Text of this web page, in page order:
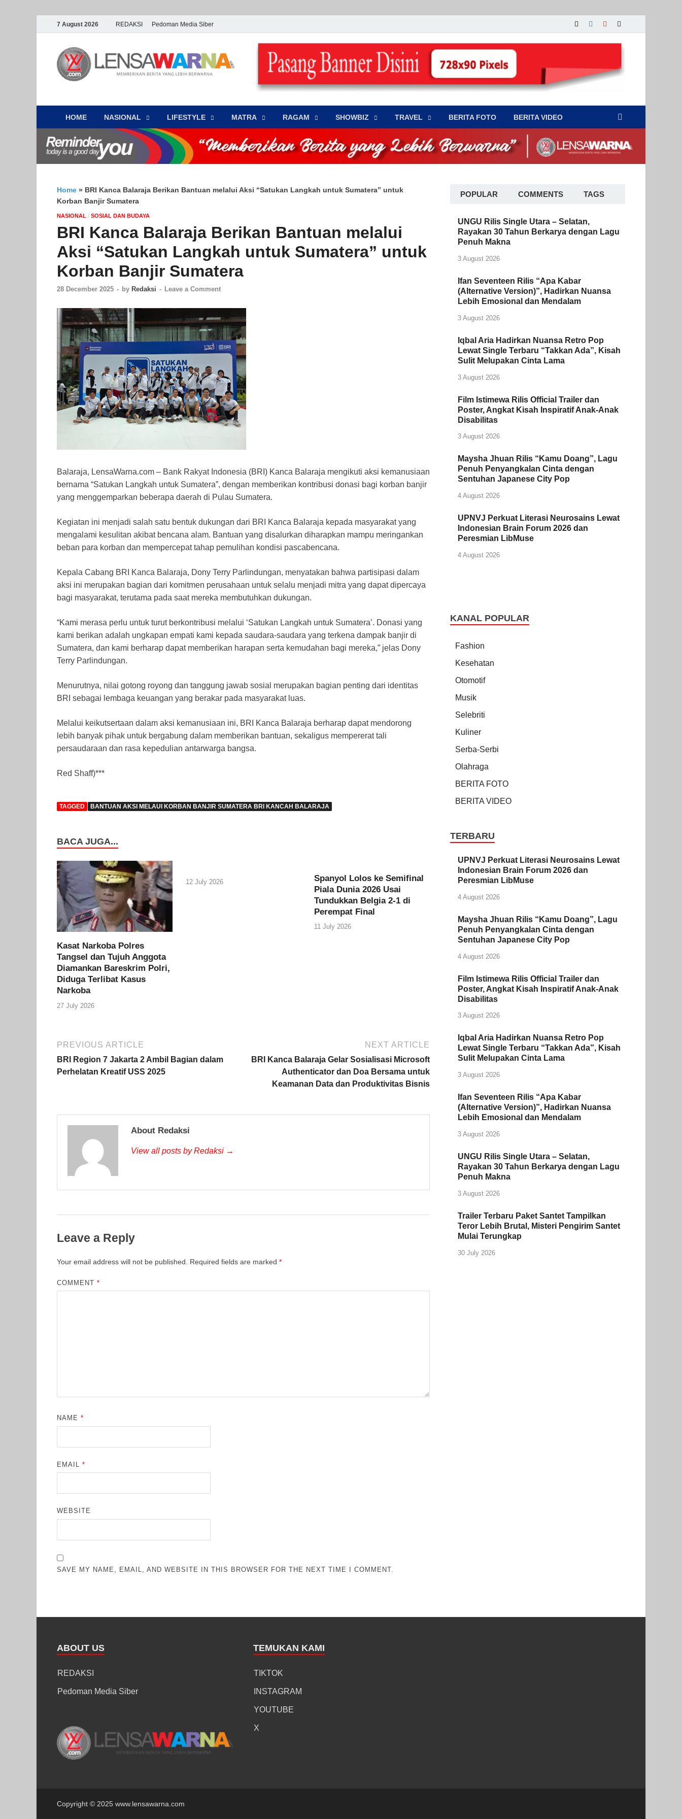
7 August 2026 REDAKSI Pedoman Media Siber
LENSA WARNA .com
Memberikan Berita yang Lebih Berwarna
HOME NASIONAL ‎LIFESTYLE MATRA ‎RAGAM ‎SHOWBIZ ‎TRAVEL BERITA FOTO BERITA VIDEO
Home » BRI Kanca Balaraja Berikan Bantuan melalui Aksi “Satukan Langkah untuk Sumatera” untuk
Korban Banjir Sumatera
NASIONAL / SOSIAL DAN BUDAYA
BRI Kanca Balaraja Berikan Bantuan melalui
Aksi “Satukan Langkah untuk Sumatera” untuk
Korban Banjir Sumatera
28 December 2025 - by Redaksi - Leave a Comment
Balaraja, LensaWarna.com – Bank Rakyat Indonesia (BRI) Kanca Balaraja mengikuti aksi kemanusiaan
bernama “Satukan Langkah untuk Sumatera”, dengan memberikan kontribusi donasi bagi korban banjir
yang menggemparkan beberapa daerah di Pulau Sumatera.
Kegiatan ini menjadi salah satu bentuk dukungan dari BRI Kanca Balaraja kepada masyarakat yang
mengalami kesulitan akibat bencana alam. Bantuan yang disalurkan diharapkan mampu meringankan
beban para korban dan mempercepat tahap pemulihan kondisi pascabencana.
Kepala Cabang BRI Kanca Balaraja, Dony Terry Parlindungan, menyatakan bahwa partisipasi dalam
aksi ini merupakan bagian dari komitmen perusahaan untuk selalu menjadi mitra yang dapat dipercaya
bagi masyarakat, terutama pada saat mereka membutuhkan dukungan.
“Kami merasa perlu untuk turut berkontribusi melalui ‘Satukan Langkah untuk Sumatera’. Donasi yang
kami berikan adalah ungkapan empati kami kepada saudara-saudara yang terkena dampak banjir di
Sumatera, dan kami berharap dapat memberikan harapan serta kemudahan bagi mereka,” jelas Dony
Terry Parlindungan.
Menurutnya, nilai gotong royong dan tanggung jawab sosial merupakan bagian penting dari identitas
BRI sebagai lembaga keuangan yang berakar pada masyarakat luas.
Melalui keikutsertaan dalam aksi kemanusiaan ini, BRI Kanca Balaraja berharap dapat mendorong
lebih banyak pihak untuk bergabung dalam memberikan bantuan, sekaligus mempererat tali
persaudaraan dan rasa kepedulian antarwarga bangsa.
Red Shaff)***
TAGGED BANTUAN AKSI MELAUI KORBAN BANJIR SUMATERA BRI KANCAH BALARAJA
BACA JUGA...
Kasat Narkoba Polres
Tangsel dan Tujuh Anggota
Diamankan Bareskrim Polri,
Diduga Terlibat Kasus
Narkoba
27 July 2026
12 July 2026
Spanyol Lolos ke Semifinal
Piala Dunia 2026 Usai
Tundukkan Belgia 2-1 di
Perempat Final
11 July 2026
PREVIOUS ARTICLE
BRI Region 7 Jakarta 2 Ambil Bagian dalam
Perhelatan Kreatif USS 2025
NEXT ARTICLE
BRI Kanca Balaraja Gelar Sosialisasi Microsoft
Authenticator dan Doa Bersama untuk
Keamanan Data dan Produktivitas Bisnis
About Redaksi
View all posts by Redaksi →
Leave a Reply
Your email address will not be published. Required fields are marked *
COMMENT*
NAME*
EMAIL*
WEBSITE
SAVE MY NAME, EMAIL, AND WEBSITE IN THIS BROWSER FOR THE NEXT TIME I COMMENT.
POPULAR COMMENTS TAGS
UNGU Rilis Single Utara – Selatan,
Rayakan 30 Tahun Berkarya dengan Lagu
Penuh Makna
3 August 2026
Ifan Seventeen Rilis “Apa Kabar
(Alternative Version)”, Hadirkan Nuansa
Lebih Emosional dan Mendalam
3 August 2026
Iqbal Aria Hadirkan Nuansa Retro Pop
Lewat Single Terbaru “Takkan Ada”, Kisah
Sulit Melupakan Cinta Lama
3 August 2026
Film Istimewa Rilis Official Trailer dan
Poster, Angkat Kisah Inspiratif Anak-Anak
Disabilitas
3 August 2026
Maysha Jhuan Rilis “Kamu Doang”, Lagu
Penuh Penyangkalan Cinta dengan
Sentuhan Japanese City Pop
4 August 2026
UPNVJ Perkuat Literasi Neurosains Lewat
Indonesian Brain Forum 2026 dan
Peresmian LibMuse
4 August 2026
KANAL POPULAR
Fashion
Kesehatan
Otomotif
Musik
Selebriti
Kuliner
Serba-Serbi
Olahraga
BERITA FOTO
BERITA VIDEO
TERBARU
UPNVJ Perkuat Literasi Neurosains Lewat
Indonesian Brain Forum 2026 dan
Peresmian LibMuse
4 August 2026
Maysha Jhuan Rilis “Kamu Doang”, Lagu
Penuh Penyangkalan Cinta dengan
Sentuhan Japanese City Pop
4 August 2026
Film Istimewa Rilis Official Trailer dan
Poster, Angkat Kisah Inspiratif Anak-Anak
Disabilitas
3 August 2026
Iqbal Aria Hadirkan Nuansa Retro Pop
Lewat Single Terbaru “Takkan Ada”, Kisah
Sulit Melupakan Cinta Lama
3 August 2026
Ifan Seventeen Rilis “Apa Kabar
(Alternative Version)”, Hadirkan Nuansa
Lebih Emosional dan Mendalam
3 August 2026
UNGU Rilis Single Utara – Selatan,
Rayakan 30 Tahun Berkarya dengan Lagu
Penuh Makna
3 August 2026
Trailer Terbaru Paket Santet Tampilkan
Teror Lebih Brutal, Misteri Pengirim Santet
Mulai Terungkap
30 July 2026
ABOUT US
REDAKSI
Pedoman Media Siber
TEMUKAN KAMI
TIKTOK
INSTAGRAM
YOUTUBE
X
Copyright © 2025 www.lensawarna.com